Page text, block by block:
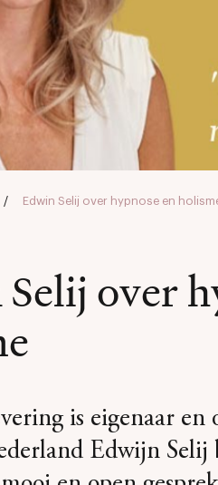
/ Edwin Selij over hypnose en
over
is eigenaar
Edwijn Selij